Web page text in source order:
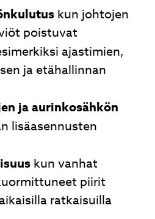
kun johtojen
poistuvat
ajastimien,
ja etähallinnan
ja aurinkosähkön
lisäasennusten
kun vanhat
piirit
ratkaisuilla